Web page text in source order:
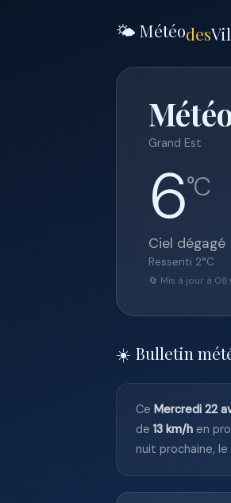
🌤️ Météodes
Grand Est
6°C
Ciel dégagé
Ressenti 2°C
🔄 Mis à jour à
☀️ Bulletin
Ce Mercredi 22
de 13 km/h en
nuit prochaine,